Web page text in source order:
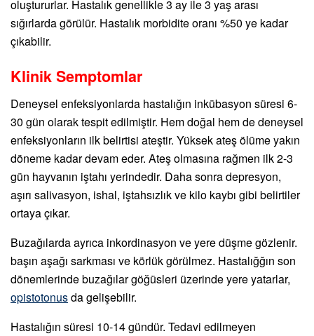
oluştururlar. Hastalık genellikle 3 ay ile 3 yaş arası
sığırlarda görülür. Hastalık morbidite oranı %50 ye kadar
çıkabilir.
Klinik Semptomlar
Deneysel enfeksiyonlarda hastalığın inkübasyon süresi 6-
30 gün olarak tespit edilmiştir. Hem doğal hem de deneysel
enfeksiyonların ilk belirtisi ateştir. Yüksek ateş ölüme yakın
döneme kadar devam eder. Ateş olmasına rağmen ilk 2-3
gün hayvanın iştahı yerindedir. Daha sonra depresyon,
aşırı salivasyon, ishal, iştahsızlık ve kilo kaybı gibi belirtiler
ortaya çıkar.
Buzağılarda ayrıca inkordinasyon ve yere düşme gözlenir.
başın aşağı sarkması ve körlük görülmez. Hastalığğın son
dönemlerinde buzağılar göğüsleri üzerinde yere yatarlar,
opistotonusda gelişebilir.
Hastalığın süresi 10-14 gündür. Tedavi edilmeyen